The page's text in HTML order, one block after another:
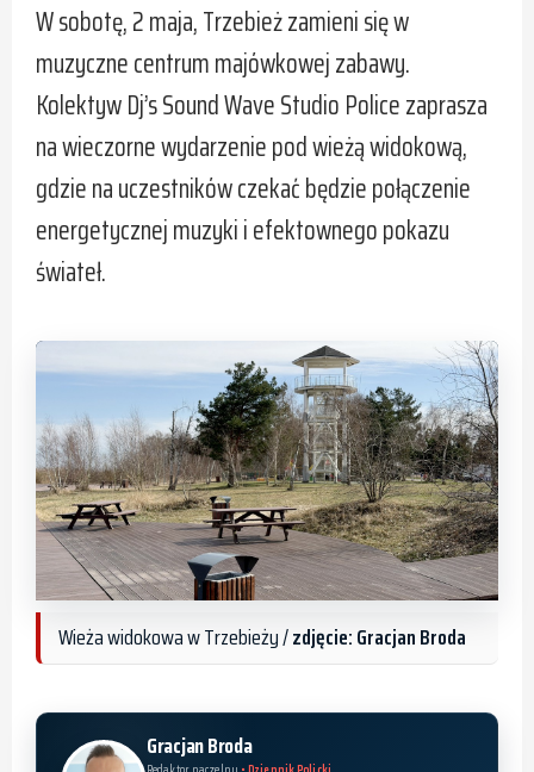
W sobotę, 2 maja, Trzebież zamieni się w
muzyczne centrum majówkowej zabawy.
Kolektyw Dj’s Sound Wave Studio Police zaprasza
na wieczorne wydarzenie pod wieżą widokową,
gdzie na uczestników czekać będzie połączenie
energetycznej muzyki i efektownego pokazu
świateł.
Wieża widokowa w Trzebieży /zdjęcie: Gracjan Broda
Gracjan Broda